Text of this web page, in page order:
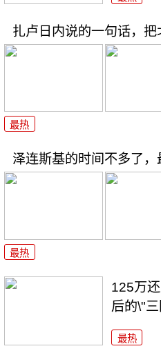
扎卢日内说的一句话，
最热
泽连斯基的时间不多了
最热
125万
后的\"
最热